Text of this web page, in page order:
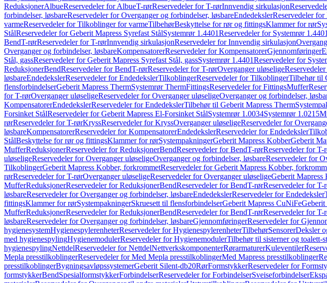
ReduksjonerAlbueReservedeler for AlbueT-rørReservedeler for T-rørInnvendig sirkulasjon
forbindelser, løsbareReservedeler for Overganger og forbindelser, løsbareEndedekslerReservedeler for
varmeReservedeler for Tilkoblinger for varmeTilbehørBeskyttelse for rør og fittingsKlammer for rør
StålReservedeler for Geberit Mapress Syrefast StålSystemrør 1.4401Reservedeler for Systemrør 1.4401
BendT-rørReservedeler for T-rørInnvendig sirkulasjonReservedeler for Innvendig sirkulasjon
Overganger og forbindelser, løsbareKompensatorerReservedeler for KompensatorerGjennomføringer
Stål, gassReservedeler for Geberit Mapress Syrefast Stål, gassSystemrør 1.4401Reservedeler for
ReduksjonerBendReservedeler for BendT-rørReservedeler for T-rørOverganger uløselige
løsbareEndedekslerReservedeler for EndedekslerTilkoblingerReservedeler for TilkoblingerTilbehør til
flensforbindelserGeberit Mapress ThermSystemrør ThermFittingsReservedeler for FittingsMuffer
for T-rørOverganger uløseligeReservedeler for Overganger uløseligeOverganger og forbindelser,
KompensatorerEndedekslerReservedeler for EndedekslerTilbehør til Geberit Mapress Therm
Forsinket StålReservedeler for Geberit Mapress El-Forsinket StålSystemrør 1.0034Systemrør 1.0215
rørReservedeler for T-rørKryssReservedeler for KryssOverganger uløseligeReservedeler for
løsbareKompensatorerReservedeler for KompensatorerEndedekslerReservedeler for Endedeksler
StålBeskyttelse for rør og fittingsKlammer for rørSystempakningerGeberit Mapress KobberGeberit
MufferReduksjonerReservedeler for ReduksjonerBendReservedeler for BendT-rørReservedeler for T-
uløseligeReservedeler for Overganger uløseligeOverganger og forbindelser, løsbareReservedeler for
TilkoblingerGeberit Mapress Kobber, forkrommetReservedeler for Geberit Mapress Kobber,
rørReservedeler for T-rørOverganger uløseligeReservedeler for Overganger uløseligeGeberit Mapress
MufferReduksjonerReservedeler for ReduksjonerBendReservedeler for BendT-rørReservedeler for T-
løsbareReservedeler for Overganger og forbindelser, løsbareEndedekslerReservedeler for Endedeksler
fittingsKlammer for rørSystempakningerSkruesett til flensforbindelserGeberit Mapress CuNiFeGeberit
MufferReduksjonerReservedeler for ReduksjonerBendReservedeler for BendT-rørReservedeler for T-
løsbareReservedeler for Overganger og forbindelser, løsbareGjennomføringerReservedeler for
hygienesystemHygienespylerenheterReservedeler for HygienespylerenheterTilbehørSensorerDeksler
med hygienespylingHygienemodulerReservedeler for HygienemodulerTilbehør til sisterner og toalett-
hygienespylingNettdelReservedeler for NettdelNettverkskomponenterRørarmaturerKuleventiler
Mepla presstilkoblingerReservedeler for Med Mepla presstilkoblingerMed Mapress presstilkoblinger
presstilkoblingerBygningsavløpssystemerGeberit Silent-db20RørFormstykkerReservedeler for
formstykkerBendSpesialformstykkerForbindelserReservedeler for ForbindelserSveiseforbindelser